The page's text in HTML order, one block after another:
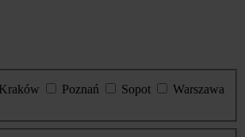
Kraków Poznań Sopot
Warszawa